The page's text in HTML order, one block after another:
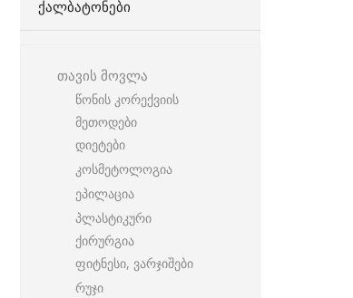
ᲥᲐᲚᲑᲐᲢᲝᲜᲔᲑᲘ
თავის მოვლა
წონის კორექვიის
მეთოდები
დიეტები
კოსმეტოლოგია
ეპილაცია
პლასტიკური
ქირურგია
ფიტნესი, ვარჯიშები
რუჯი